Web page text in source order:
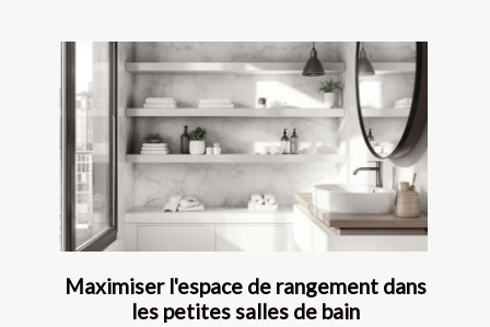
Maximiser l'espace de rangement dans
les petites salles de bain